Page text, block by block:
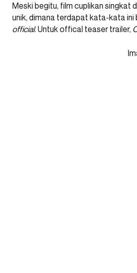
Meski begitu, film cuplikan singkat
unik, dimana terdapat kata-kata ini
official. Untuk offical teaser trailer,